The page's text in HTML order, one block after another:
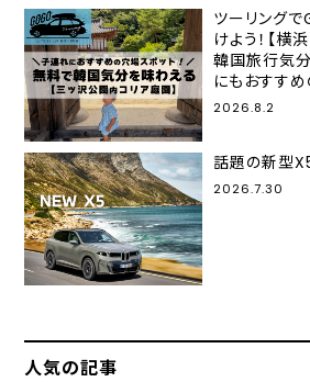
ツーリング
けよう！【横
韓国旅行気
にもおすす
2026.8.2
話題の新型
2026.7.30
人気の記事